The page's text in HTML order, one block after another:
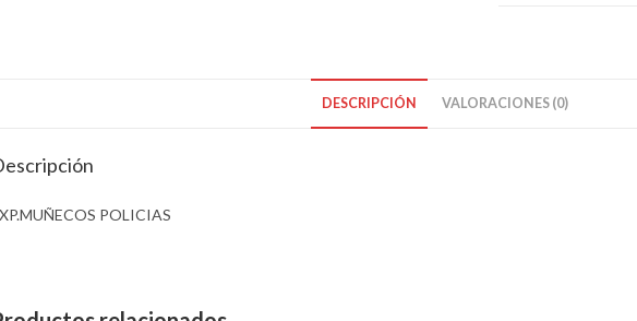
DESCRIPCIÓN VALORACIONES (0)
POLICIAS